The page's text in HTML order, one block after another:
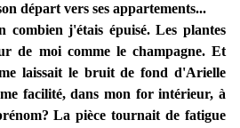
départ vers ses appartements...
j'étais épuisé. Les plantes
de moi comme le champagne. Et
laissait le bruit de fond d'Arielle
facilité, dans mon for intérieur, à
La pièce tournait de fatigue